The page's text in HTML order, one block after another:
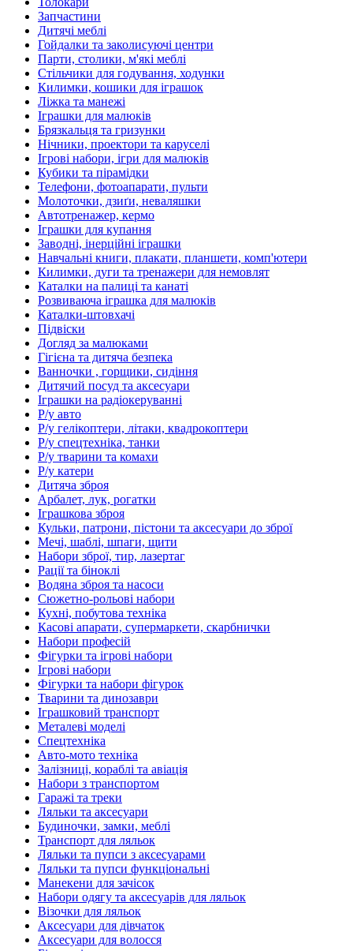
Запчастини
Дитячі меблі
Гойдалки та заколисуючі центри
Парти, столики, м'які меблі
Стільчики для годування, ходунки
Килимки, кошики для іграшок
Ліжка та манежі
Іграшки для малюків
Брязкальця та гризунки
Нічники, проектори та каруселі
Ігрові набори, ігри для малюків
Кубики та пірамідки
Телефони, фотоапарати, пульти
Молоточки, дзиґи, неваляшки
Автотренажер, кермо
Іграшки для купання
Заводні, інерційні іграшки
Навчальні книги, плакати, планшети, комп'ютери
Килимки, дуги та тренажери для немовлят
Каталки на палиці та канаті
Розвиваюча іграшка для малюків
Каталки-штовхачі
Підвіски
Догляд за малюками
Гігієна та дитяча безпека
Ванночки , горщики, сидіння
Дитячий посуд та аксесуари
Іграшки на радіокеруванні
Р/у авто
Р/у гелікоптери, літаки, квадрокоптери
Р/у спецтехніка, танки
Р/у тварини та комахи
Р/у катери
Дитяча зброя
Арбалет, лук, рогатки
Іграшкова зброя
Кульки, патрони, пістони та аксесуари до зброї
Мечі, шаблі, шпаги, щити
Набори зброї, тир, лазертаг
Рації та біноклі
Водяна зброя та насоси
Сюжетно-рольові набори
Кухні, побутова техніка
Касові апарати, супермаркети, скарбнички
Набори професій
Фігурки та ігрові набори
Ігрові набори
Фігурки та набори фігурок
Тварини та динозаври
Іграшковий транспорт
Металеві моделі
Спецтехніка
Авто-мото техніка
Залізниці, кораблі та авіація
Набори з транспортом
Гаражі та треки
Ляльки та аксесуари
Будиночки, замки, меблі
Транспорт для ляльок
Ляльки та пупси з аксесуарами
Ляльки та пупси функціональні
Манекени для зачісок
Набори одягу та аксесуарів для ляльок
Візочки для ляльок
Аксесуари для дівчаток
Аксесуари для волосся